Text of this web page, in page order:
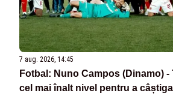
7 aug. 2026, 14:45
Fotbal: Nuno Campos (Dinamo) -
cel mai înalt nivel pentru a